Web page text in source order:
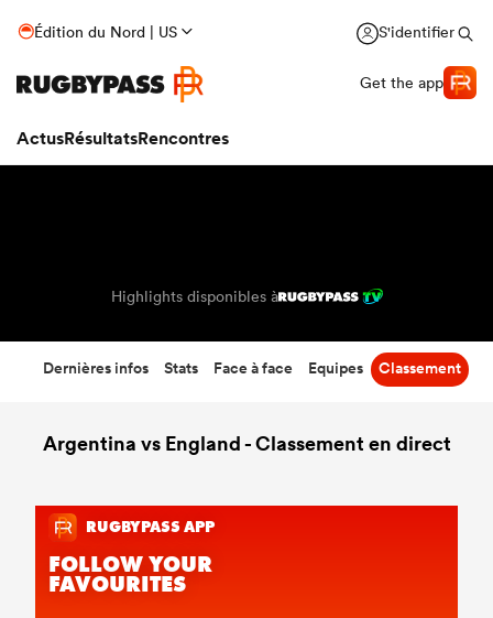
Édition du Nord | US S'identifier
Get the app
ActusRésultatsRencontres
Highlights disponibles à
Dernières infos Stats Face à face Equipes Classement
Argentina vs England - Classement en direct